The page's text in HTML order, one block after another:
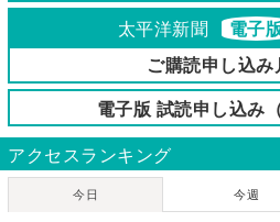
太平洋新聞 電子
ご購読申し込
電子版 試読申し込み
アクセスランキング
今日 今週